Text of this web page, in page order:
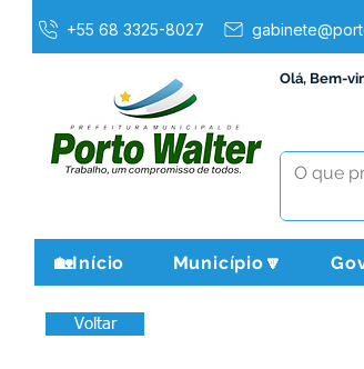
+55 68 3325-8027
Olá, Bem-
🏡Início Município🔽
Voltar